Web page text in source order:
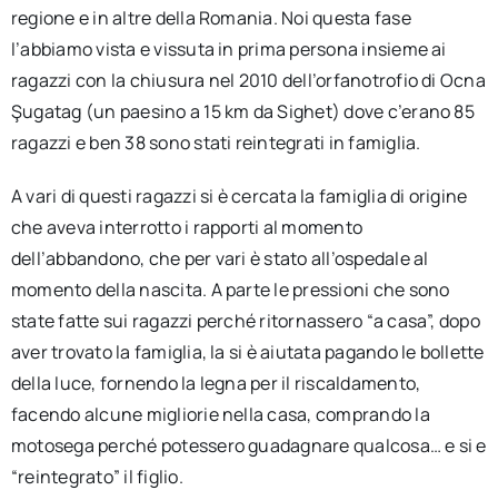
regione e in altre della Romania. Noi questa fase
l’abbiamo vista e vissuta in prima persona insieme ai
ragazzi con la chiusura nel 2010 dell’orfanotrofio di Ocna
Şugatag (un paesino a 15 km da Sighet) dove c’erano 85
ragazzi e ben 38 sono stati reintegrati in famiglia.
A vari di questi ragazzi si è cercata la famiglia di origine
che aveva interrotto i rapporti al momento
dell’abbandono, che per vari è stato all’ospedale al
momento della nascita. A parte le pressioni che sono
state fatte sui ragazzi perché ritornassero “a casa”, dopo
aver trovato la famiglia, la si è aiutata pagando le bollette
della luce, fornendo la legna per il riscaldamento,
facendo alcune migliorie nella casa, comprando la
motosega perché potessero guadagnare qualcosa… e si e
“reintegrato” il figlio.